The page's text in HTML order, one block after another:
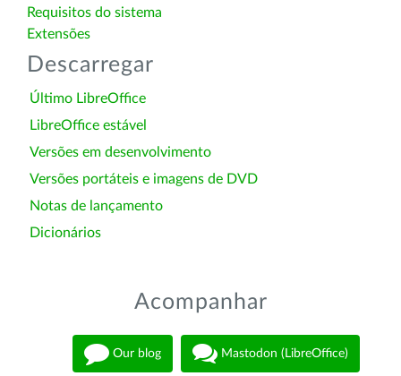
Requisitos do sistema
Extensões
Descarregar
Último LibreOffice
LibreOffice estável
Versões em desenvolvimento
Versões portáteis e imagens de DVD
Notas de lançamento
Dicionários
Acompanhar
Our blog Mastodon (LibreOffice)